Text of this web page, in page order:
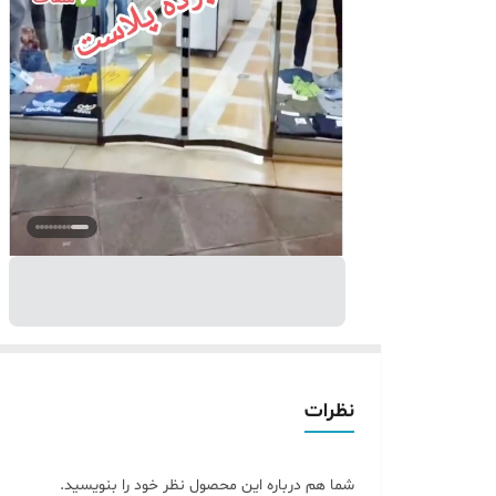
نظرات
شما هم درباره این محصول نظر خود را بنویسید.